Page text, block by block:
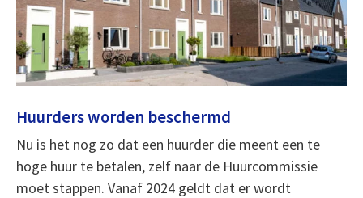
Huurders worden beschermd
Nu is het nog zo dat een huurder die meent een te
hoge huur te betalen, zelf naar de Huurcommissie
moet stappen. Vanaf 2024 geldt dat er wordt